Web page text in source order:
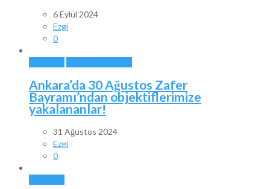
6 Eylül 2024
Ezgi
0
Ankara’da 30 Ağustos Zafer
Bayramı’ndan objektiflerimize
yakalananlar!
31 Ağustos 2024
Ezgi
0